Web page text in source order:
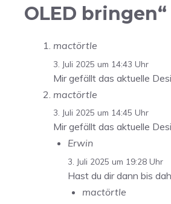
OLED bringen“
mactörtle
3. Juli 2025 um 14:43 Uhr
Mir gefällt das aktuelle
mactörtle
3. Juli 2025 um 14:45 Uhr
Mir gefällt das aktuelle
Erwin
3. Juli 2025 um 19:28 Uhr
Hast du dir dann bis
mactörtle